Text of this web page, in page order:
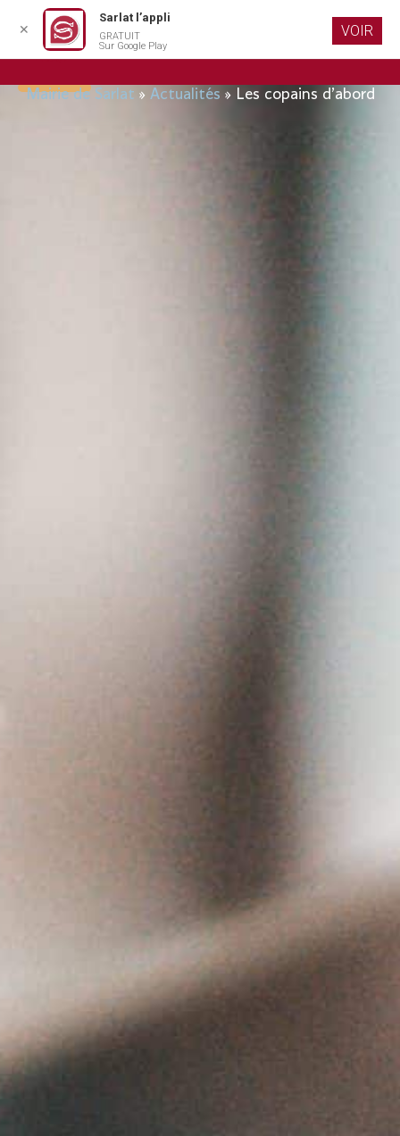
contenu
Mairie de Sarlat » Actualités » Les copains d’abord
✕
Sarlat l’appli
GRATUIT
Sur Google Play
VOIR